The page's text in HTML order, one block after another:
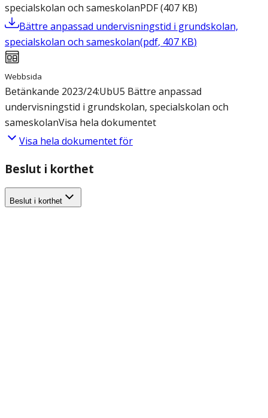
specialskolan och sameskolanPDF(407 KB)
Bättre anpassad undervisningstid i grundskolan,
specialskolan och sameskolan(pdf, 407 KB)
Webbsida
Betänkande 2023/24:UbU5 Bättre anpassad
undervisningstid i grundskolan, specialskolan och
sameskolanVisa hela dokumentet
Visa hela dokumentet för
Beslut i korthet
Beslut i korthet